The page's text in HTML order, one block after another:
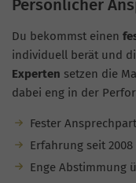
Persönlicher
Du bekommst einen
individuell berät und
Experten setzen die
dabei eng in der
Fester
Erfahrung seit
Enge Abstimmung